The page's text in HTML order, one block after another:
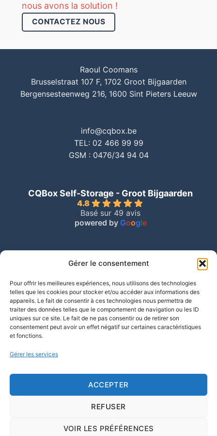
Gérer le consentement
Pour offrir les meilleures expériences, nous utilisons des technologies
telles que les cookies pour stocker et/ou accéder aux informations des
appareils. Le fait de consentir à ces technologies nous permettra de
traiter des données telles que le comportement de navigation ou les ID
uniques sur ce site. Le fait de ne pas consentir ou de retirer son
consentement peut avoir un effet négatif sur certaines caractéristiques
et fonctions.
Gérer les services
ACCEPTER
REFUSER
VOIR LES PRÉFÉRENCES
nous avons la solution !
CONTACTEZ NOUS
Raoul Coomans
Brusselstraat 107 F, 1702 Groot Bijgaarden
Bergensesteenweg 216, 1600 Sint Pieters Leeuw
info@cqbox.be
TEL: 02 466 99 99
GSM : 0476/34 94 04
CQBox Self-Storage - Groot Bijgaarden
4.8
Basé sur 49 avis
powered by Google
Conditions Générales / Algemene voorwaarden